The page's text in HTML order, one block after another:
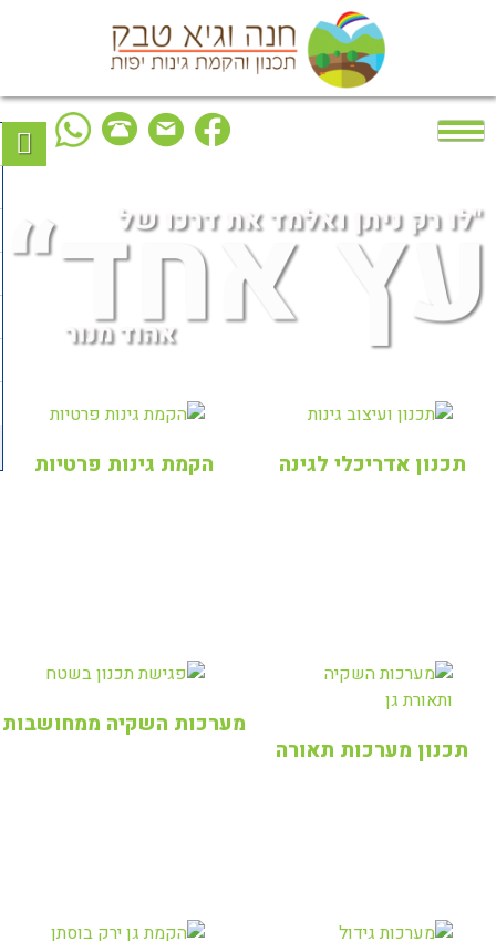
תכנון אדריכלי לגינה הקמת גינות פרטיות
תכנון מערכות תאורה
מערכות השקיה ממחושבות